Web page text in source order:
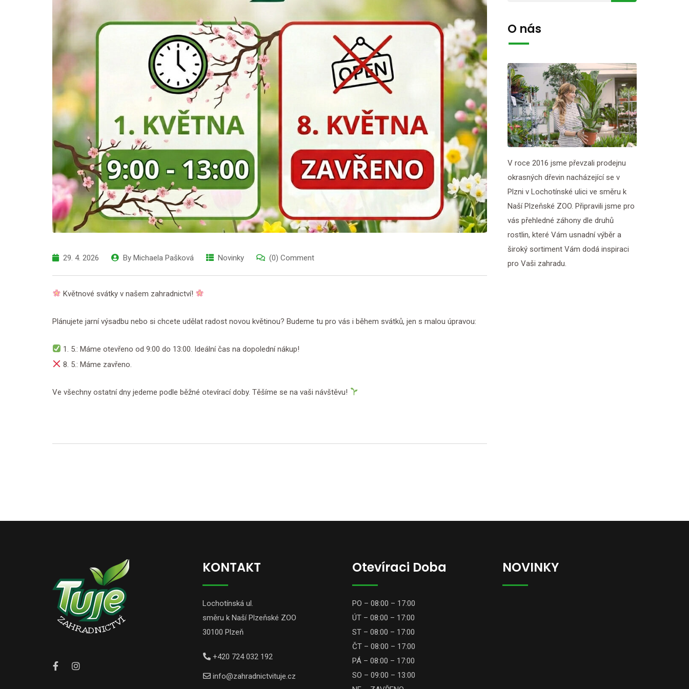
29. 4. 2026 By Michaela Pašková Novinky (0) Comment
Květnové svátky v našem zahradnictví!
Plánujete jarní výsadbu nebo si chcete udělat radost novou květinou? Budeme tu pro vás i během svátků, jen s malou úpravou:
1. 5.: Máme otevřeno od 9:00 do 13:00. Ideální čas na dopolední nákup!
8. 5.: Máme zavřeno.
Ve všechny ostatní dny jedeme podle běžné otevírací doby. Těšíme se na vaši návštěvu!
O nás
V roce 2016 jsme převzali prodejnu
okrasných dřevin nacházející se v
Plzni v Lochotínské ulici ve směru k
Naší Plzeňské ZOO. Připravili jsme pro
vás přehledné záhony dle druhů
rostlin, které Vám usnadní výběr a
široký sortiment Vám dodá inspiraci
pro Vaši zahradu.
KONTAKT
Lochotínská ul.
směru k Naší Plzeňské ZOO
30100 Plzeň
+420 724 032 192
info@zahradnictvituje.cz
Otevíraci Doba
PO – 08:00 – 17:00
ÚT – 08:00 – 17:00
ST – 08:00 – 17:00
ČT – 08:00 – 17:00
PÁ – 08:00 – 17:00
SO – 09:00 – 13:00
NOVINKY